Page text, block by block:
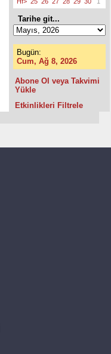
Tarihe git...
Bugün:
Cum, Ağ 8, 2026
Abone Ol veya Takvimi
Yükle
Etkinlikleri Filtrele